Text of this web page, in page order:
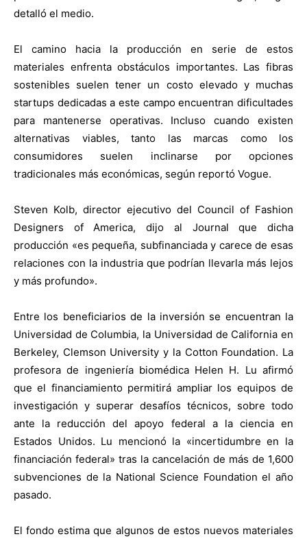
detalló el medio.
El camino hacia la producción en serie de estos
materiales enfrenta obstáculos importantes. Las fibras
sostenibles suelen tener un costo elevado y muchas
startups dedicadas a este campo encuentran dificultades
para mantenerse operativas. Incluso cuando existen
alternativas viables, tanto las marcas como los
consumidores suelen inclinarse por opciones
tradicionales más económicas, según reportó Vogue.
Steven Kolb, director ejecutivo del Council of Fashion
Designers of America, dijo al Journal que dicha
producción «es pequeña, subfinanciada y carece de esas
relaciones con la industria que podrían llevarla más lejos
y más profundo».
Entre los beneficiarios de la inversión se encuentran la
Universidad de Columbia, la Universidad de California en
Berkeley, Clemson University y la Cotton Foundation. La
profesora de ingeniería biomédica Helen H. Lu afirmó
que el financiamiento permitirá ampliar los equipos de
investigación y superar desafíos técnicos, sobre todo
ante la reducción del apoyo federal a la ciencia en
Estados Unidos. Lu mencionó la «incertidumbre en la
financiación federal» tras la cancelación de más de 1,600
subvenciones de la National Science Foundation el año
pasado.
El fondo estima que algunos de estos nuevos materiales